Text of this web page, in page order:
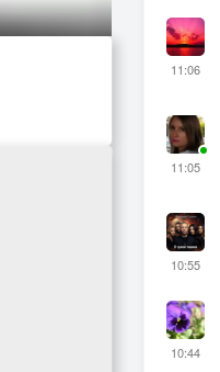
11:06
11:05
10:55
10:44